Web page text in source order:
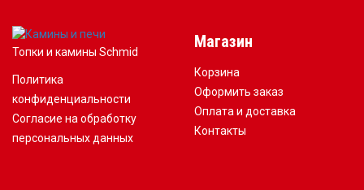
Топки и камины Schmid
Политика
конфиденциальности
Согласие на обработку
персональных данных
Магазин
Корзина
Оформить заказ
Оплата и доставка
Контакты